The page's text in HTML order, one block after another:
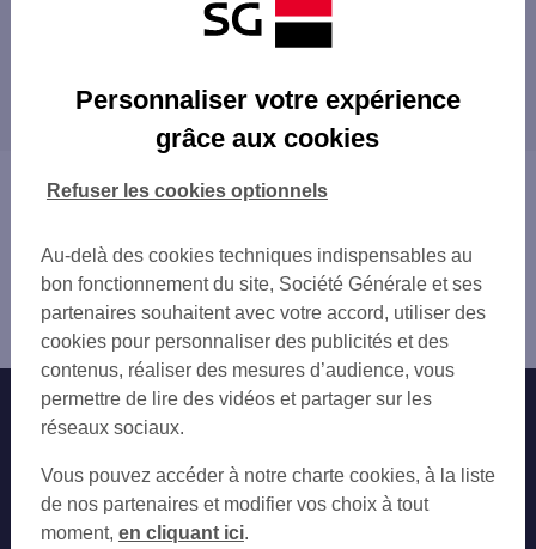
Les agences SG PRO à proximité
proximité
Vous êtes ici : Accueil
Issoire
Agence ISSOIRE NUGER
Nos engagements Nous contacter
Autres sites SG
Professionnels
Entreprises
Personnaliser votre expérience
grâce aux cookies
Au-delà des cookies techniques indispensables au
bon fonctionnement du site, Société Générale et ses
partenaires souhaitent avec votre accord, utiliser des
cookies pour personnaliser des publicités et des
contenus, réaliser des mesures d’audience, vous
permettre de lire des vidéos et partager sur les
réseaux sociaux.
Vous pouvez accéder à notre charte cookies, à la liste
de nos partenaires et modifier vos choix à tout
moment, en cliquant ici.
Refuser les cookies optionnels